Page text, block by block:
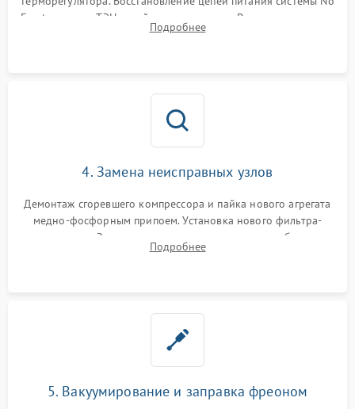
Frost, включая ТЭН оттайки и вентилятор. Ремонт или замена
платы управления при сбоях алгоритмов.
Подробнее
4. Замена неисправных узлов
Демонтаж сгоревшего компрессора и пайка нового агрегата
медно-фосфорным припоем. Установка нового фильтра-
осушителя. Замена изношенных вентиляторов обдува,
сломанных заслонок или поврежденных дверных петель.
Подробнее
5. Вакуумирование и заправка фреоном